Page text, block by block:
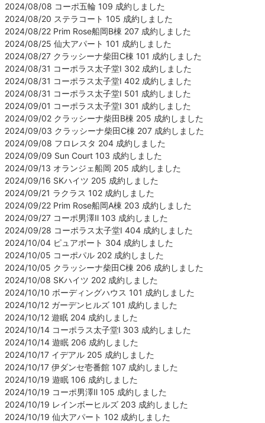
2024/08/08 コーポ五輪 109 成約しました
2024/08/20 ステラコート 105 成約しました
2024/08/22 Prim Rose船岡B棟 207 成約しました
2024/08/25 仙大アパート 101 成約しました
2024/08/27 クラッシーナ柴田C棟 101 成約しました
2024/08/31 コーポラス太子堂Ⅰ 302 成約しました
2024/08/31 コーポラス太子堂Ⅰ 402 成約しました
2024/08/31 コーポラス太子堂Ⅰ 501 成約しました
2024/09/01 コーポラス太子堂Ⅰ 301 成約しました
2024/09/02 クラッシーナ柴田B棟 205 成約しました
2024/09/03 クラッシーナ柴田C棟 207 成約しました
2024/09/08 フロレスタ 204 成約しました
2024/09/09 Sun Court 103 成約しました
2024/09/13 オランジェ船岡 205 成約しました
2024/09/16 SKハイツ 205 成約しました
2024/09/21 ラクラス 102 成約しました
2024/09/22 Prim Rose船岡A棟 203 成約しました
2024/09/27 コーポ男澤Ⅱ 103 成約しました
2024/09/28 コーポラス太子堂Ⅰ 404 成約しました
2024/10/04 ピュアポート 304 成約しました
2024/10/05 コーポパル 202 成約しました
2024/10/05 クラッシーナ柴田C棟 206 成約しました
2024/10/08 SKハイツ 202 成約しました
2024/10/10 ボーディングハウス 101 成約しました
2024/10/12 ガーデンヒルズ 101 成約しました
2024/10/12 遊眠 204 成約しました
2024/10/14 コーポラス太子堂Ⅰ 303 成約しました
2024/10/14 遊眠 206 成約しました
2024/10/17 イデアル 205 成約しました
2024/10/17 伊ダンセ壱番館 107 成約しました
2024/10/19 遊眠 106 成約しました
2024/10/19 コーポ男澤Ⅱ 105 成約しました
2024/10/19 レインボーヒルズ 203 成約しました
2024/10/19 仙大アパート 102 成約しました